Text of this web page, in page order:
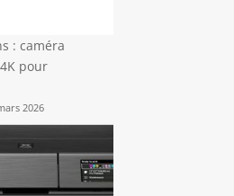
: caméra
pour
2026